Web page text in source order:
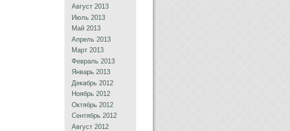
Август 2013
Июль 2013
Май 2013
Апрель 2013
Март 2013
Февраль 2013
Январь 2013
Декабрь 2012
Ноябрь 2012
Октябрь 2012
Сентябрь 2012
Август 2012